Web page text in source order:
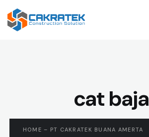
cat baja
HOME – PT CAKRATEK BUANA AMERTA